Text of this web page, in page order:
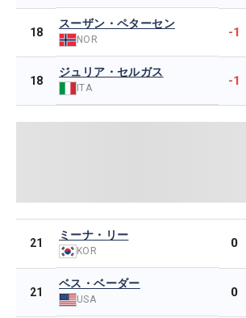
18
スーザン・ペターセン
NOR -1
18
ジュリア・セルガス
ITA -1
21
ミーナ・リー
KOR
0
21
ベス・ベーダー
USA 0